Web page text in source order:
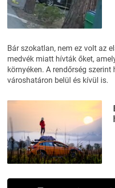
Bár szokatlan, nem ez volt az
medvék miatt hívták őket,
környéken. A rendőrség
városhatáron belül és kívül is.